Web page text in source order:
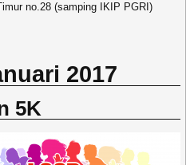
no.28 (samping IKIP PGRI)
2017
5K